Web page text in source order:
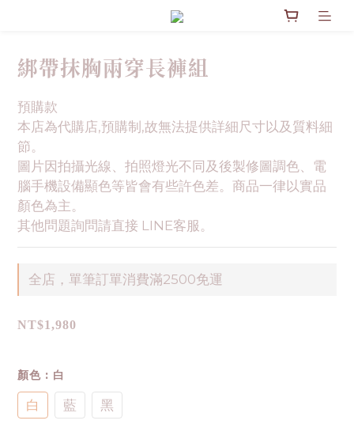
綁帶抹胸兩穿長褲組
預購款
本店為代購店,預購制,故無法提供詳細尺寸以及質料細
節。
圖片因拍攝光線、拍照燈光不同及後製修圖調色、電
腦手機設備顯色等皆會有些許色差。商品一律以實品
顏色為主。
其他問題詢問請直接 LINE客服。
全店，單筆訂單消費滿2500免運
NT$1,980
顏色 : 白
白 藍 黑